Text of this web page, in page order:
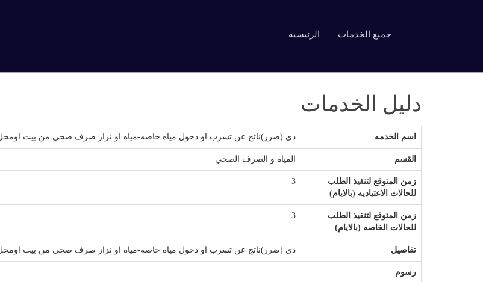
الرئيسيه جميع الخدمات
دليل الخدمات
اسم الخدمه ذى (ضرر)ناتج عن تسرب او دخول مياه خاصه-مياه او نزاز صرف صحي من بيت اومحل
القسم المياه و الصرف الصحي
زمن المتوقع لتنفيذ الطلب
للحالات الاعتياديه (بالايام)
3
زمن المتوقع لتنفيذ الطلب
للحالات الخاصه (بالايام)
3
تفاصيل ذى (ضرر)ناتج عن تسرب او دخول مياه خاصه-مياه او نزاز صرف صحي من بيت اومحل
رسوم